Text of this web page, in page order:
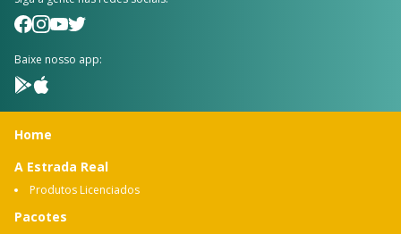
Baixe nosso app:
Home
A Estrada Real
Produtos Licenciados
Pacotes